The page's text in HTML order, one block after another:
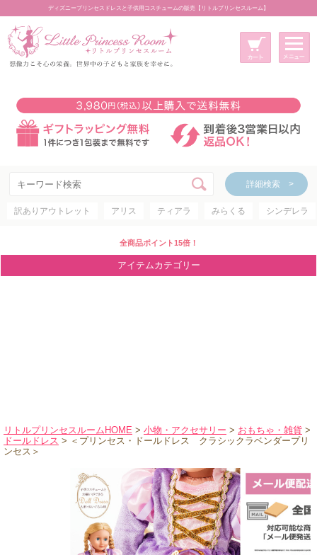
ディズニープリンセスドレスと子供用コスチュームの販売【リトルプリンセスルーム】
詳細検索 >
訳ありアウトレット アリス ティアラ みらくる シンデレラ
全商品ポイント15倍！
アイテムカテゴリー
リトルプリンセスルームHOME > 小物・アクセサリー > おもちゃ・雑貨 >
ドールドレス > ＜プリンセス・ドールドレス クラシックラベンダープリ
ンセス＞
新規会員登録
マイページ
カート
詳細検索 >
アイテムカテゴリー
ディズニープリンセス
ディズニキャラクター
アウトレット
ショッピングインフォメーション
会社概要
お支払・送料
返品・交換